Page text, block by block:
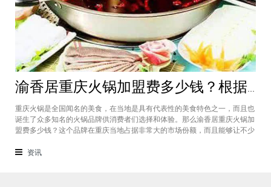
渝香居重庆火锅加盟费多少钱？根据所在城市进行规划非常合适创业
重庆火锅是全国闻名的美食，在当地是具有代表性的美食特色之一，而且也
诞生了众多知名的火锅品牌供消费者们选择和体验。那么渝香居重庆火锅加
盟费多少钱？这个品牌在重庆当地占据非常大的市场份额，而且能够让不少
者所在城市进行制定和规划的，渝香居重庆火锅加盟成为了大家心中非常合
资讯